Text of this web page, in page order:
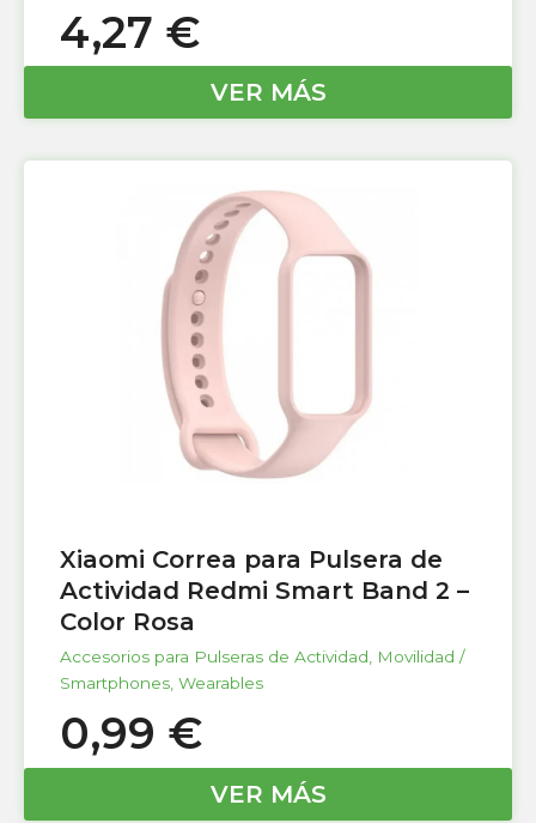
4,27 €
VER MÁS
Xiaomi Correa para Pulsera de
Actividad Redmi Smart Band 2 –
Color Rosa
Accesorios para Pulseras de Actividad, Movilidad /
Smartphones, Wearables
0,99 €
VER MÁS